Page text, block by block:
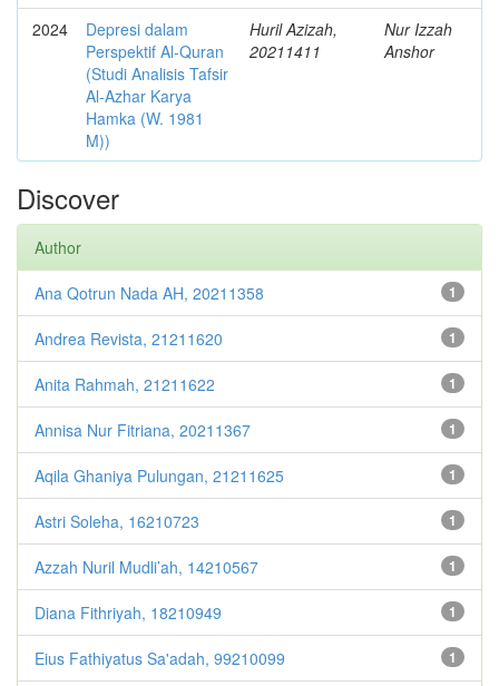
2024
Depresi dalam
Perspektif Al-Quran
(Studi Analisis Tafsir
Al-Azhar Karya
Hamka (W. 1981
M))
Huril Azizah,
20211411
Nur Izzah
Anshor
Discover
Author
1
Ana Qotrun Nada AH, 20211358
1
Andrea Revista, 21211620
1
Anita Rahmah, 21211622
1
Annisa Nur Fitriana, 20211367
1
Aqila Ghaniya Pulungan, 21211625
1
Astri Soleha, 16210723
1
Azzah Nuril Mudli’ah, 14210567
1
Diana Fithriyah, 18210949
1
Eius Fathiyatus Sa'adah, 99210099